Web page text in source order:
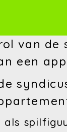
van de
een
als